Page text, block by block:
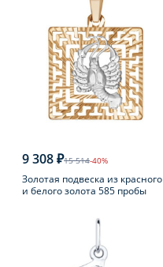
9 308 ₽15 514-40%
Золотая подвеска из красного
и белого золота 585 пробы